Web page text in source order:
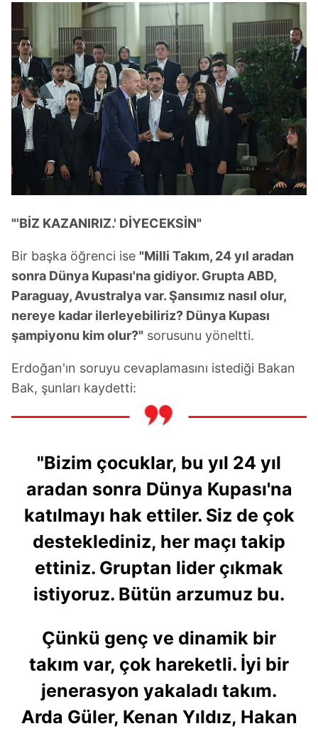
"'BİZ KAZANIRIZ.' DİYECEKSİN"
Bir başka öğrenci ise "Milli Takım, 24 yıl aradan
sonra Dünya Kupası'na gidiyor. Grupta ABD,
Paraguay, Avustralya var. Şansımız nasıl olur,
nereye kadar ilerleyebiliriz? Dünya Kupası
şampiyonu kim olur?" sorusunu yöneltti.
Erdoğan'ın soruyu cevaplamasını istediği Bakan
Bak, şunları kaydetti:
"Bizim çocuklar, bu yıl 24 yıl
aradan sonra Dünya Kupası'na
katılmayı hak ettiler. Siz de çok
desteklediniz, her maçı takip
ettiniz. Gruptan lider çıkmak
istiyoruz. Bütün arzumuz bu.
Çünkü genç ve dinamik bir
takım var, çok hareketli. İyi bir
jenerasyon yakaladı takım.
Arda Güler, Kenan Yıldız, Hakan